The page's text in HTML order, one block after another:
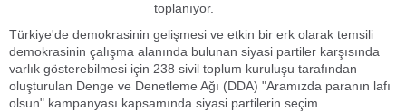
toplanıyor.
Türkiye'de demokrasinin gelişmesi ve etkin bir erk olarak temsili
demokrasinin çalışma alanında bulunan siyasi partiler karşısında
varlık gösterebilmesi için 238 sivil toplum kuruluşu tarafından
oluşturulan Denge ve Denetleme Ağı (DDA) "Aramızda paranın lafı
olsun" kampanyası kapsamında siyasi partilerin seçim